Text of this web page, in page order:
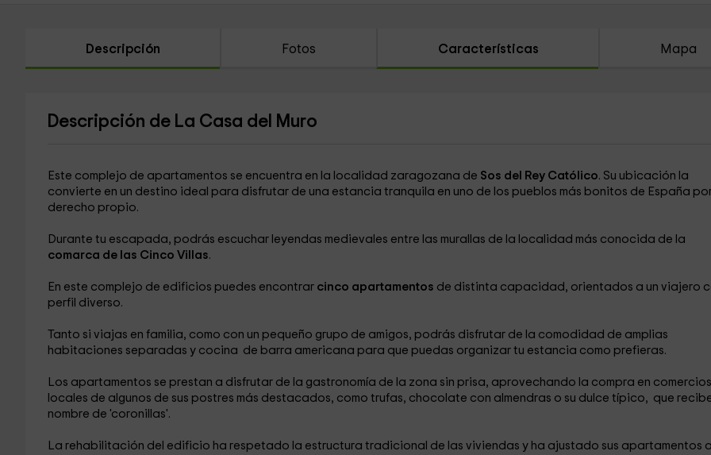
Descripción Fotos Características Mapa
Descripción de La Casa del Muro
Este complejo de apartamentos se encuentra en la localidad zaragozana de Sos del Rey Católico. Su ubicación la
convierte en un destino ideal para disfrutar de una estancia tranquila en uno de los pueblos más bonitos de España
derecho propio.
Durante tu escapada, podrás escuchar leyendas medievales entre las murallas de la localidad más conocida de la
comarca de las Cinco Villas.
En este complejo de edificios puedes encontrarcinco apartamentos de distinta capacidad, orientados a un viajero
perfil diverso.
Tanto si viajas en familia, como con un pequeño grupo de amigos, podrás disfrutar de la comodidad de amplias
habitaciones separadas y cocina de barra americana para que puedas organizar tu estancia como prefieras.
Los apartamentos se prestan a disfrutar de la gastronomía de la zona sin prisa, aprovechando la compra en comercios
locales de algunos de sus postres más destacados, como trufas, chocolate con almendras o su dulce típico, que
nombre de 'coronillas'.
La rehabilitación del edificio ha respetado la estructura tradicional de las viviendas y ha ajustado sus apartamentos